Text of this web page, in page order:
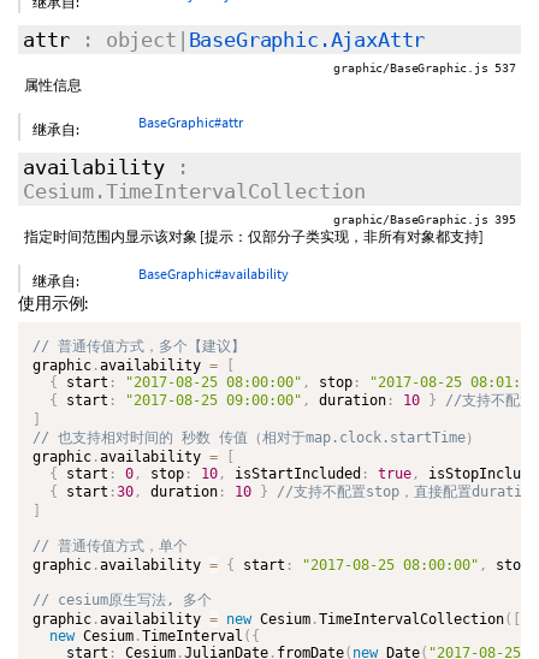
attr : object| BaseGraphic.AjaxAttr
graphic/BaseGraphic.js 537
属性信息
继承自: BaseGraphic#attr
availability:
Cesium.TimeIntervalCollection
graphic/BaseGraphic.js 395
指定时间范围内显示该对象 [提示：仅部分子类实现，非所有对象都支持]
继承自: BaseGraphic#availability
使用示例:
graphic .availability =
{
start : "2017-08-25 08:00:00" , stop :
"2017-08-25
{
start : "2017-08-25 09:00:00" , duration : 10
}
graphic .availability =
{
start : 0 , stop : 10 , isStartIncluded : true ,
{
start :30 , duration : 10
}
graphic .availability = { start : "2017-08-25 08:00:00" , stop
graphic .availability = new Cesium .TimeIntervalCollection(
new Cesium .TimeInterval ( {
    start
: Cesium .JulianDate . fromDate( new Date( "2017-08-25